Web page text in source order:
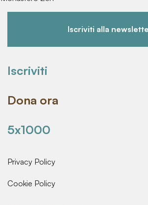
Iscriviti alla
Iscriviti
Dona ora
5x1000
Privacy Policy
Cookie Policy